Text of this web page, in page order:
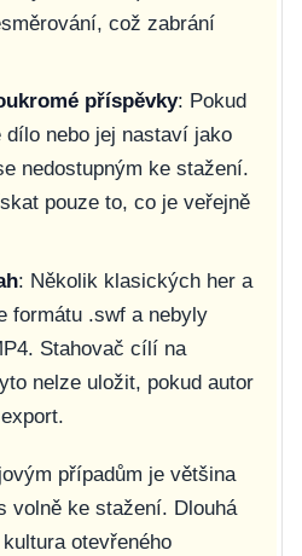
což zabrání
příspěvky: Pokud
nebo jej nastaví jako
nedostupným ke stažení.
pouze to, co je veřejně
: Několik klasických her a
formátu .swf a nebyly
Stahovač cílí na
nelze uložit, pokud autor
případům je většina
volně ke stažení. Dlouhá
otevřeného